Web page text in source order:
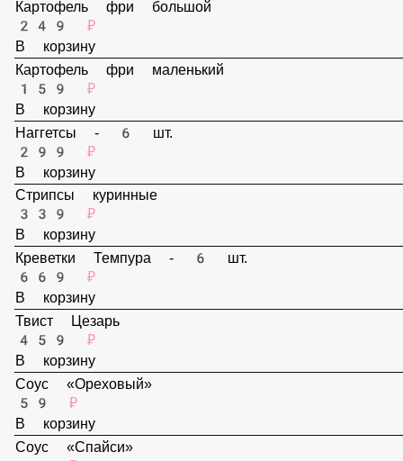
Картофель фри большой
249 ₽
В корзину
Картофель фри маленький
159 ₽
В корзину
Наггетсы - 6 шт.
299 ₽
В корзину
Стрипсы куринные
339 ₽
В корзину
Креветки Темпура - 6 шт.
669 ₽
В корзину
Твист Цезарь
459 ₽